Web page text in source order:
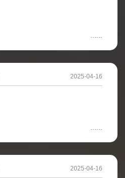
2025-04-16
2025-04-16